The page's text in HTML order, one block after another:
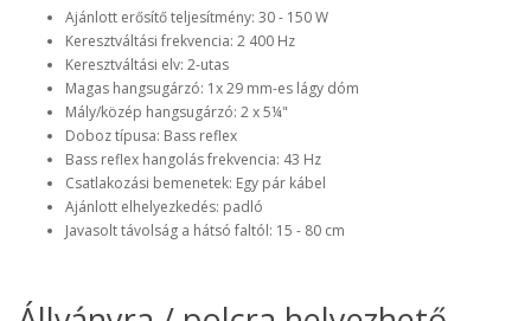
Ajánlott erősítő teljesítmény: 30 - 150 W
Keresztváltási frekvencia: 2 400 Hz
Keresztváltási elv: 2-utas
Magas hangsugárzó: 1x 29 mm-es lágy dóm
Mály/közép hangsugárzó: 2 x 5¼"
Doboz típusa: Bass reflex
Bass reflex hangolás frekvencia: 43 Hz
Csatlakozási bemenetek: Egy pár kábel
Ajánlott elhelyezkedés: padló
Javasolt távolság a hátsó faltól: 15 - 80 cm